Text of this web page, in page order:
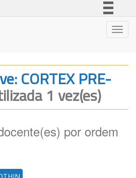
Legislação
Canais
CORTEX PRE-
1 vez(es)
por ordem